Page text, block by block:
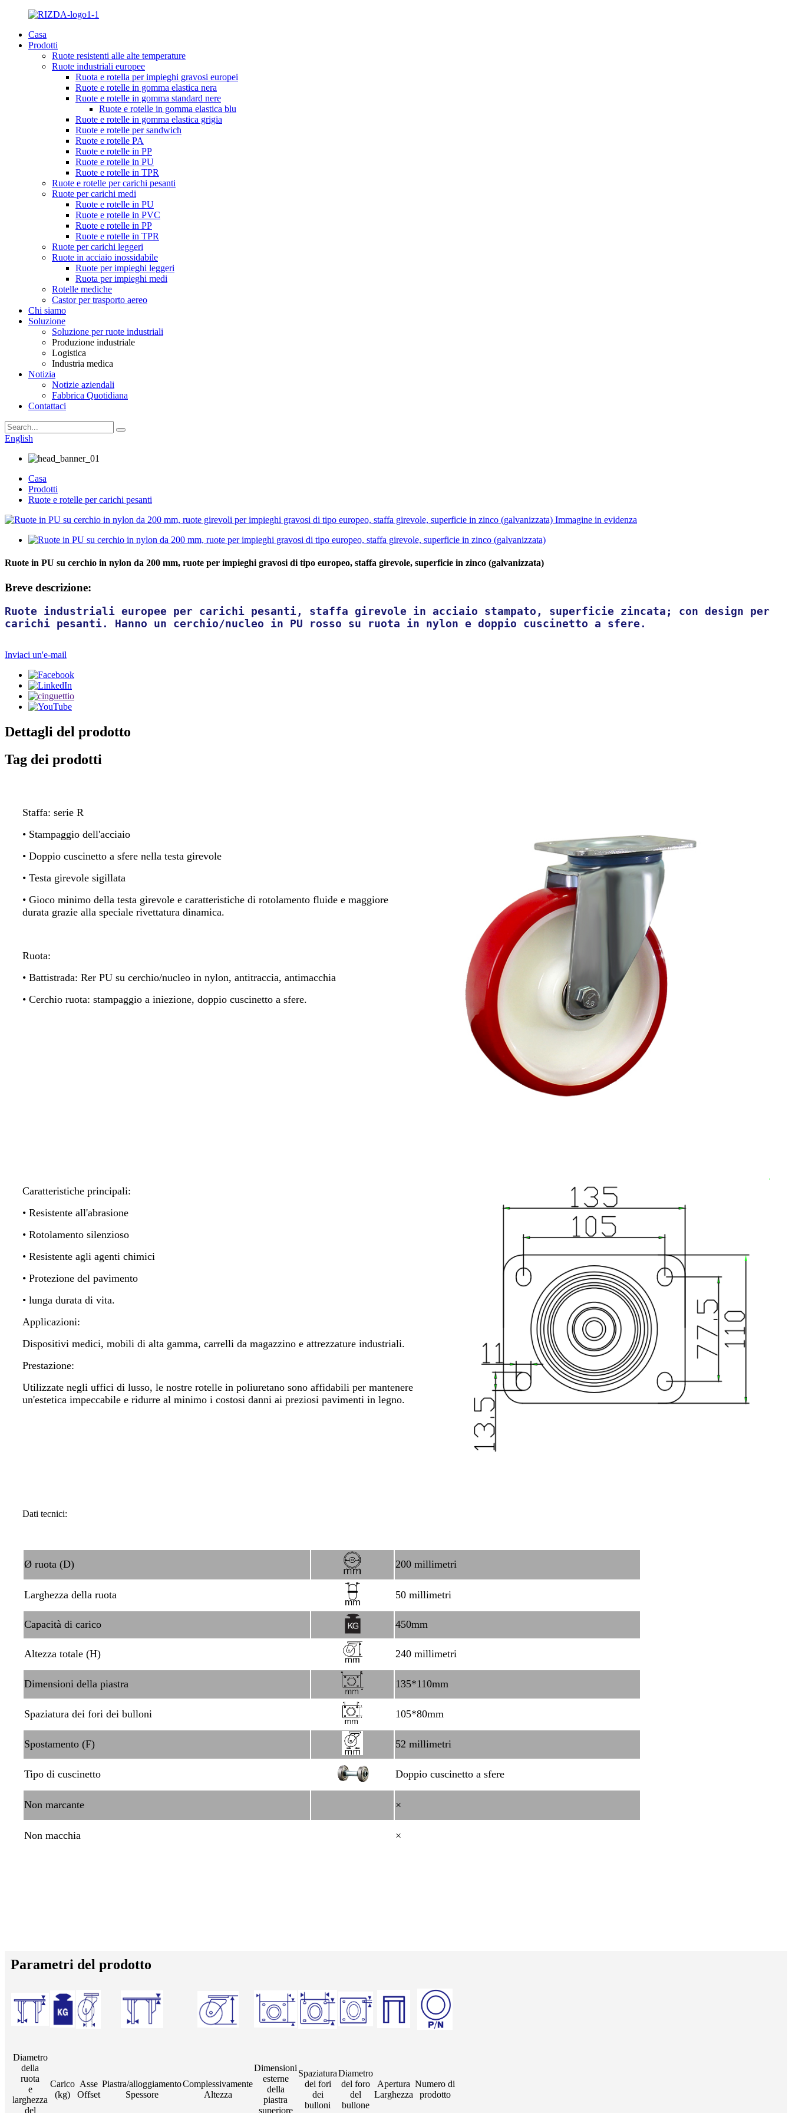
Casa
Prodotti
Ruote resistenti alle alte temperature
Ruote industriali europee
Ruota e rotella per impieghi gravosi europei
Ruote e rotelle in gomma elastica nera
Ruote e rotelle in gomma standard nere
Ruote e rotelle in gomma elastica blu
Ruote e rotelle in gomma elastica grigia
Ruote e rotelle per sandwich
Ruote e rotelle PA
Ruote e rotelle in PP
Ruote e rotelle in PU
Ruote e rotelle in TPR
Ruote e rotelle per carichi pesanti
Ruote per carichi medi
Ruote e rotelle in PU
Ruote e rotelle in PVC
Ruote e rotelle in PP
Ruote e rotelle in TPR
Ruote per carichi leggeri
Ruote in acciaio inossidabile
Ruote per impieghi leggeri
Ruota per impieghi medi
Rotelle mediche
Castor per trasporto aereo
Chi siamo
Soluzione
Soluzione per ruote industriali
Produzione industriale
Logistica
Industria medica
Notizia
Notizie aziendali
Fabbrica Quotidiana
Contattaci
English
Casa
Prodotti
Ruote e rotelle per carichi pesanti
Ruote in PU su cerchio in nylon da 200 mm, ruote per impieghi gravosi di tipo europeo, staffa girevole, superficie in zinco (galvanizzata)
Breve descrizione:
Ruote industriali europee per carichi pesanti, staffa girevole in acciaio stampato, superficie zincata; con design per
carichi pesanti. Hanno un cerchio/nucleo in PU rosso su ruota in nylon e doppio cuscinetto a sfere.
Inviaci un'e-mail
Dettagli del prodotto
Tag dei prodotti
Staffa: serie R
• Stampaggio dell'acciaio
• Doppio cuscinetto a sfere nella testa girevole
• Testa girevole sigillata
• Gioco minimo della testa girevole e caratteristiche di rotolamento fluide e maggiore
durata grazie alla speciale rivettatura dinamica.
Ruota:
• Battistrada: Rer PU su cerchio/nucleo in nylon, antitraccia, antimacchia
• Cerchio ruota: stampaggio a iniezione, doppio cuscinetto a sfere.
Caratteristiche principali:
• Resistente all'abrasione
• Rotolamento silenzioso
• Resistente agli agenti chimici
• Protezione del pavimento
• lunga durata di vita.
Applicazioni:
Dispositivi medici, mobili di alta gamma, carrelli da magazzino e attrezzature industriali.
Prestazione:
Utilizzate negli uffici di lusso, le nostre rotelle in poliuretano sono affidabili per mantenere
un'estetica impeccabile e ridurre al minimo i costosi danni ai preziosi pavimenti in legno.
Dati tecnici:
Ø ruota (D) 200 millimetri
Larghezza della ruota 50 millimetri
Capacità di carico 450mm
Altezza totale (H) 240 millimetri
Dimensioni della piastra 135*110mm
Spaziatura dei fori dei bulloni 105*80mm
Spostamento (F) 52 millimetri
Tipo di cuscinetto Doppio cuscinetto a sfere
Non marcante ×
Non macchia ×
Parametri del prodotto
Diametro
della
ruota
e
larghezza
del
Carico
(kg)
Asse
Offset
Piastra/alloggiamento
Spessore
Complessivamente
Altezza
Dimensioni
esterne
della
piastra
superiore
Spaziatura
dei fori
dei
bulloni
Diametro
del foro
del
bullone
Apertura
Larghezza
Numero di
prodotto